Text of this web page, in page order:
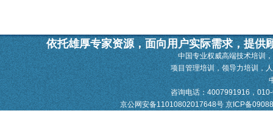
依托雄厚专家资源，面向用户实际需求，提供
中国专业权威高端技术培训
项目管理培训，领导力培训
咨询电话：4007991916，
京公网安备11010802017648号京ICP备